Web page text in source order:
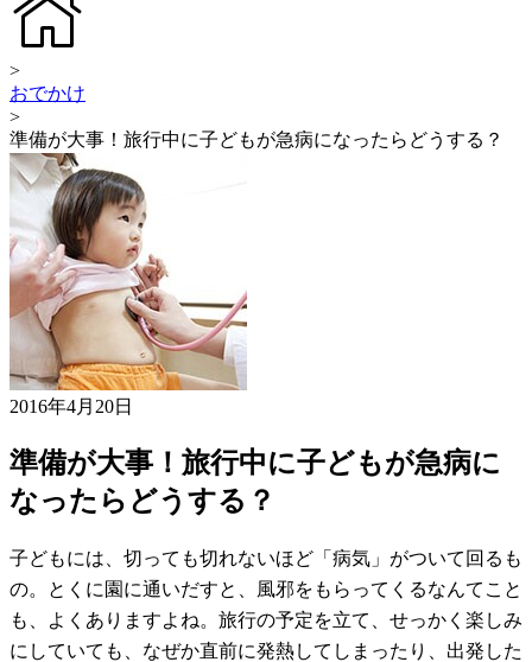
>
おでかけ
>
準備が大事！旅行中に子どもが急病になったらどうする？
2016年4月20日
準備が大事！旅行中に子どもが急病に
なったらどうする？
子どもには、切っても切れないほど「病気」がついて回るも
の。とくに園に通いだすと、風邪をもらってくるなんてこと
も、よくありますよね。旅行の予定を立て、せっかく楽しみ
にしていても、なぜか直前に発熱してしまったり、出発した